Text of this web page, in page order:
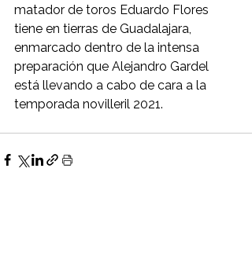
matador de toros Eduardo Flores
tiene en tierras de Guadalajara,
enmarcado dentro de la intensa
preparación que Alejandro Gardel
está llevando a cabo de cara a la
temporada novilleril 2021.